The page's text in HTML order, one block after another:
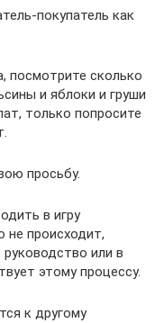
покупатель как
посмотрите сколько
и яблоки и груши
только попросите
просьбу.
в игру
не происходит,
руководство или в
этому процессу.
к другому